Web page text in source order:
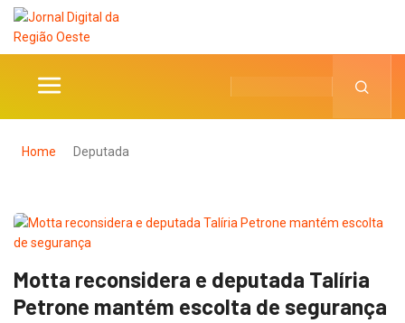
Home Deputada
Motta reconsidera e deputada Talíria
Petrone mantém escolta de segurança